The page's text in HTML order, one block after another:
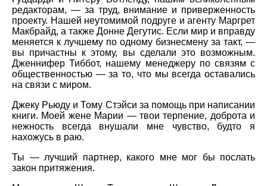
редакторам, — за труд, внимание и приверженность
проекту. Нашей неутомимой подруге и агенту Маргрет
Макбрайд, а также Донне Дегутис. Если мир и вправду
меняется к лучшему по одному бизнесмену за такт, —
вы причастны к этому, вы сделали это возможным.
Дженнифер Тиббот, нашему менеджеру по связям с
общественностью — за то, что мы всегда оставались
на связи с миром.
Джеку Рьюду и Тому Стэйси за помощь при написании
книги. Моей жене Марии — твои терпение, доброта и
нежность всегда внушали мне чувство, будто я
нахожусь в раю.
Ты — лучший партнер, какого мне мог бы послать
закон притяжения.